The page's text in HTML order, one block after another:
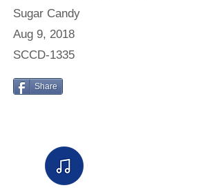
Sugar Candy
Aug 9, 2018
SCCD-1335
Share